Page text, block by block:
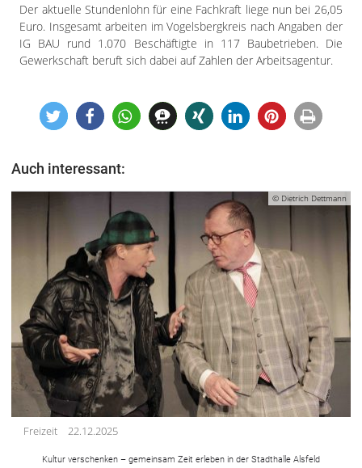
Der aktuelle Stundenlohn für eine Fachkraft liege nun bei 26,05
Euro. Insgesamt arbeiten im Vogelsbergkreis nach Angaben der
IG BAU rund 1.070 Beschäftigte in 117 Baubetrieben. Die
Gewerkschaft beruft sich dabei auf Zahlen der Arbeitsagentur.
Auch interessant:
© Dietrich Dettmann
Freizeit 22.12.2025
Kultur verschenken – gemeinsam Zeit erleben in der Stadthalle Alsfeld